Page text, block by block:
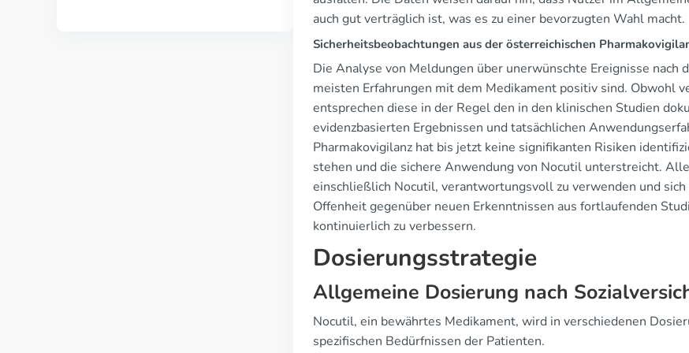
auch gut verträglich ist, was es zu einer bevorzugten Wahl macht.
Sicherheitsbeobachtungen aus der österreichischen
Die Analyse von Meldungen über unerwünschte Ereignisse
meisten Erfahrungen mit dem Medikament positiv sind. Obwohl
entsprechen diese in der Regel den in den klinischen Studien
evidenzbasierten Ergebnissen und tatsächlichen
Pharmakovigilanz hat bis jetzt keine signifikanten Risiken
stehen und die sichere Anwendung von Nocutil unterstreicht.
einschließlich Nocutil, verantwortungsvoll zu verwenden und sich
Offenheit gegenüber neuen Erkenntnissen aus fortlaufenden
kontinuierlich zu verbessern.
Dosierungsstrategie
Allgemeine Dosierung nach
Nocutil, ein bewährtes Medikament, wird in verschiedenen
spezifischen Bedürfnissen der Patienten.